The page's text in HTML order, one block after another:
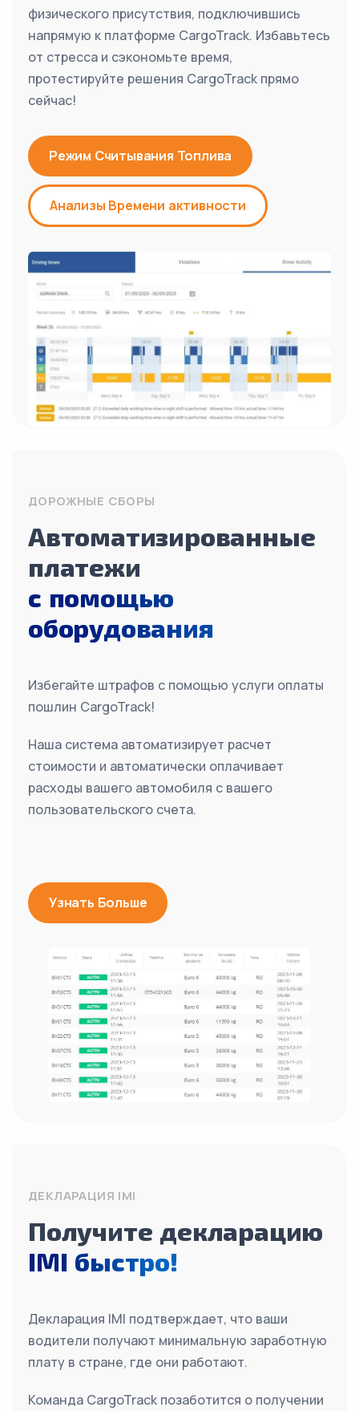
физического присутствия, подключившись
напрямую к платформе CargoTrack. Избавьтесь
от стресса и сэкономьте время,
протестируйте решения CargoTrack прямо
сейчас!
Режим Считывания Топлива
Анализы Времени активности
ДОРОЖНЫЕ СБОРЫ
Автоматизированные
платежи
с помощью
оборудования
Избегайте штрафов с помощью услуги оплаты
пошлин CargoTrack!
Наша система автоматизирует расчет
стоимости и автоматически оплачивает
расходы вашего автомобиля с вашего
пользовательского счета.
Узнать Больше
ДЕКЛАРАЦИЯ IMI
Получите декларацию
IMI быстро!
Декларация IMI подтверждает, что ваши
водители получают минимальную заработную
плату в стране, где они работают.
Команда CargoTrack позаботится о получении